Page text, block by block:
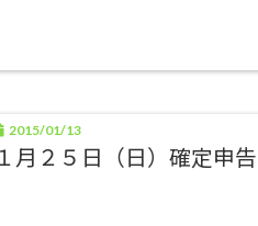
2015/01/13
月２５日（日）確定申